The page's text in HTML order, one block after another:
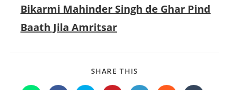
Bikarmi Mahinder Singh de Ghar Pind
Baath Jila Amritsar
SHARE THIS
CONTENT